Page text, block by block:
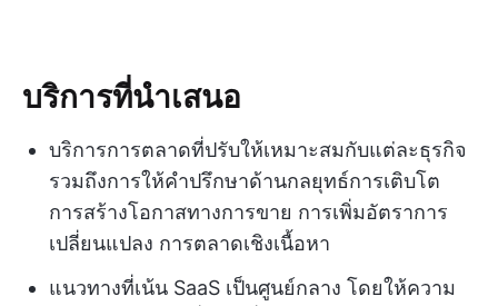
บริการที่นำเสนอ
บริการการตลาดที่ปรับให้เหมาะสมกับแต่ละธุรกิจ
รวมถึงการให้คำปรึกษาด้านกลยุทธ์การเติบโต
การสร้างโอกาสทางการขาย การเพิ่มอัตราการ
เปลี่ยนแปลง การตลาดเชิงเนื้อหา
แนวทางที่เน้น SaaS เป็นศูนย์กลาง โดยให้ความ